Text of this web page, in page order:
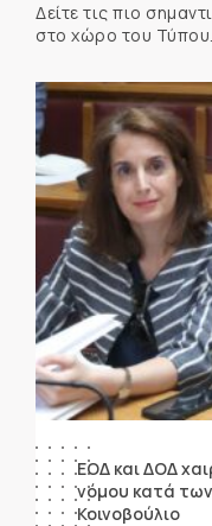
Δείτε τις πιο
στο χώρο του Τύπου.
ΕΟΔ και ΔΟΔ
νόμου κατά των
Κοινοβούλιο